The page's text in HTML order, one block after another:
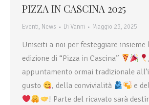
PIZZA IN CASCINA 2025
Eventi, News Di Vanni Maggio 23, 2025
Unisciti a noi per festeggiare insieme
edizione di “Pizza in Cascina”
appuntamento ormai tradizionale
gusto
, della convivialità
e
! Parte del ricavato sarà